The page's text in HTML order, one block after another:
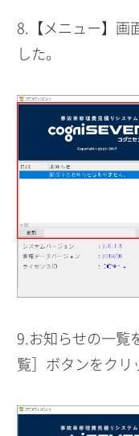
8.【メニュー】画
した。
9.お知らせの一覧
覧］ボタンをクリ